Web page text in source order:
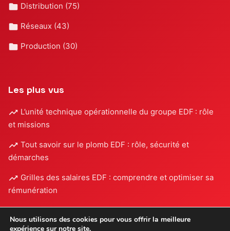
Distribution (75)
Réseaux (43)
Production (30)
Les plus vus
L’unité technique opérationnelle du groupe EDF : rôle
et missions
Tout savoir sur le plomb EDF : rôle, sécurité et
démarches
Grilles des salaires EDF : comprendre et optimiser sa
rémunération
Nous utilisons des cookies pour vous offrir la meilleure
expérience sur notre site.